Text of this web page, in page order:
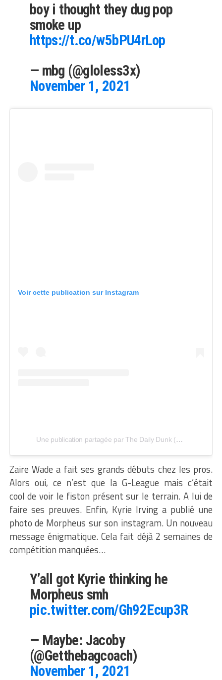
boy i thought they dug pop
smoke up
https://t.co/w5bPU4rLop
— mbg (@gloless3x)
November 1, 2021
Voir cette publication sur Instagram
Une publication partagée par The Daily Dunk (@thedailydunk)
Zaire Wade a fait ses grands débuts chez les pros.
Alors oui, ce n’est que la G-League mais c’était
cool de voir le fiston présent sur le terrain. A lui de
faire ses preuves. Enfin, Kyrie Irving a publié une
photo de Morpheus sur son instagram. Un nouveau
message énigmatique. Cela fait déjà 2 semaines de
compétition manquées…
Y’all got Kyrie thinking he
Morpheus smh
pic.twitter.com/Gh92Ecup3R
— Maybe: Jacoby
(@Getthebagcoach)
November 1, 2021